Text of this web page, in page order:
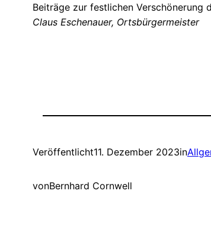
Beiträge zur festlichen Verschönerung
Claus Eschenauer, Ortsbürgermeister
Veröffentlicht11. Dezember 2023in
vonBernhard Cornwell